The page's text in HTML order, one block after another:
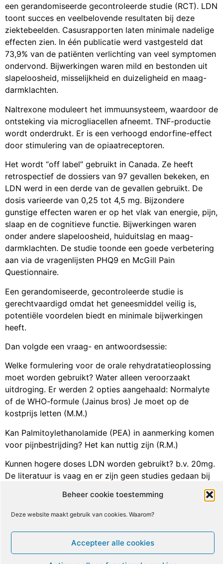
Beheer cookie toestemming
Deze website maakt gebruik van cookies. Waarom?
Accepteer alle cookies
een gerandomiseerde gecontroleerde studie (RCT). LDN
toont succes en veelbelovende resultaten bij deze
ziektebeelden. Casusrapporten laten minimale nadelige
effecten zien. In één publicatie werd vastgesteld dat
73,9% van de patiënten verlichting van veel symptomen
ondervond. Bijwerkingen waren mild en bestonden uit
slapeloosheid, misselijkheid en duizeligheid en maag-
darmklachten.
Naltrexone moduleert het immuunsysteem, waardoor de
ontsteking via microgliacellen afneemt. TNF-productie
wordt onderdrukt. Er is een verhoogd endorfine-effect
door stimulering van de opiaatreceptoren.
Het wordt “off label” gebruikt in Canada. Ze heeft
retrospectief de dossiers van 97 gevallen bekeken, en
LDN werd in een derde van de gevallen gebruikt. De
dosis varieerde van 0,25 tot 4,5 mg. Bijzondere
gunstige effecten waren er op het vlak van energie, pijn,
slaap en de cognitieve functie. Bijwerkingen waren
onder andere slapeloosheid, huiduitslag en maag-
darmklachten. De studie toonde een goede verbetering
aan via de vragenlijsten PHQ9 en McGill Pain
Questionnaire.
Een gerandomiseerde, gecontroleerde studie is
gerechtvaardigd omdat het geneesmiddel veilig is,
potentiële voordelen biedt en minimale bijwerkingen
heeft.
Dan volgde een vraag- en antwoordsessie:
Welke formulering voor de orale rehydratatieoplossing
moet worden gebruikt? Water alleen veroorzaakt
uitdroging. Er werden 2 opties aangehaald: Normalyte
of de WHO-formule (Jainus bros) Je moet op de
kostprijs letten (M.M.)
Kan Palmitoylethanolamide (PEA) in aanmerking komen
voor pijnbestrijding? Het kan nuttig zijn (R.M.)
Kunnen hogere doses LDN worden gebruikt? b.v. 20mg.
De literatuur is vaag en er zijn geen studies gedaan bij
nachtmerries, wat is dan de beste aanpak? -Verlaag de
dosis (R.M.)
Klinische en onderzoeksnetwerken